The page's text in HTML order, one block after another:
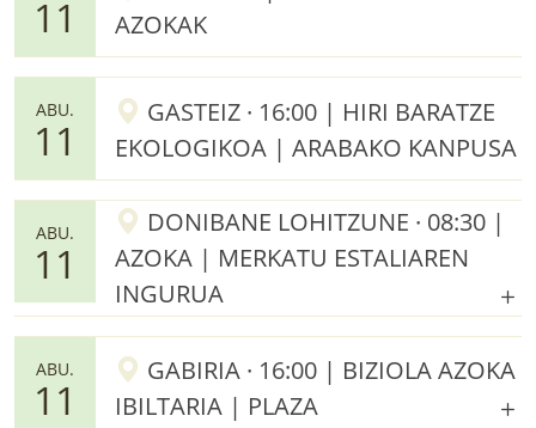
11
AZOKAK
ABU.
11
GASTEIZ · 16:00 | HIRI BARATZE
EKOLOGIKOA | ARABAKO KANPUSA
ABU.
11
DONIBANE LOHITZUNE · 08:30 |
AZOKA | MERKATU ESTALIAREN
INGURUA
ABU.
11
GABIRIA · 16:00 | BIZIOLA AZOKA
IBILTARIA | PLAZA